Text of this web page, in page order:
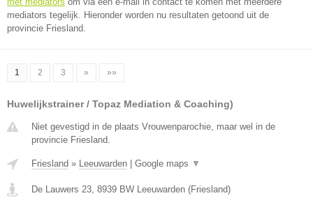
mediators tegelijk. Hieronder worden nu resultaten getoond uit de
provincie Friesland.
1 2 3 » »»
Huwelijkstrainer / Topaz Mediation & Coaching)
Niet gevestigd in de plaats Vrouwenparochie, maar wel in de
provincie Friesland.
Friesland » Leeuwarden Google maps ▼
De Lauwers 23, 8939 BW Leeuwarden (Friesland)